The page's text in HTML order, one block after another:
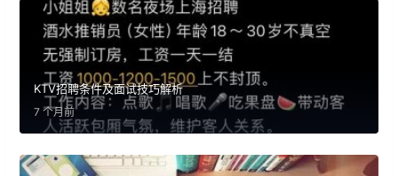
KTV招聘条件及面试技巧解析
7 个月前